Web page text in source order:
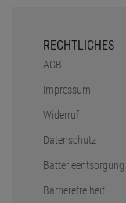
RECHTLICHES
AGB
Impressum
Widerruf
Datenschutz
Batterieentsorgung
Barrierefreiheit